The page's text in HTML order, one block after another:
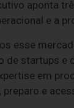
aponta
e a
esse
de startups
em
e